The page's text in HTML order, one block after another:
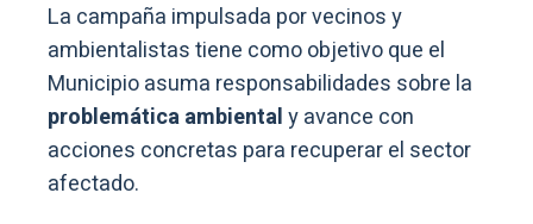
La campaña impulsada por vecinos y
ambientalistas tiene como objetivo que el
Municipio asuma responsabilidades sobre la
problemática ambientaly avance con
acciones concretas para recuperar el sector
afectado.